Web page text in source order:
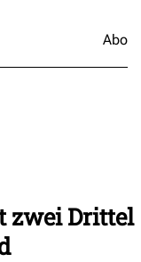
Abo
zwei Drittel